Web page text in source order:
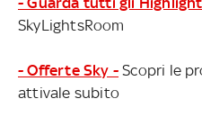
SkyLightsRoom
- Offerte Sky - Scopri le
attivale subito